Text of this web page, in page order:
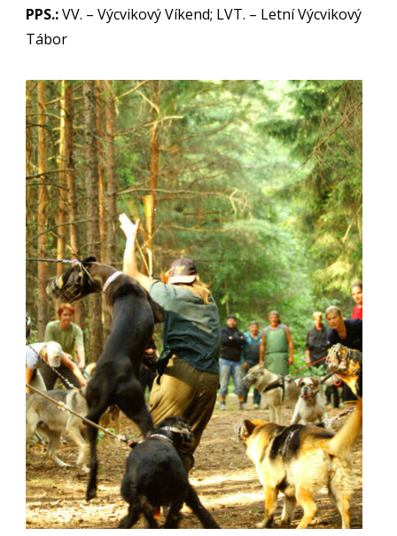
PPS.:VV. – Výcvikový Víkend; LVT. – Letní Výcvikový
Tábor